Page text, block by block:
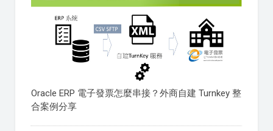
Oracle ERP 電子發票怎麼串接？外商自建 Turnkey 整
合案例分享